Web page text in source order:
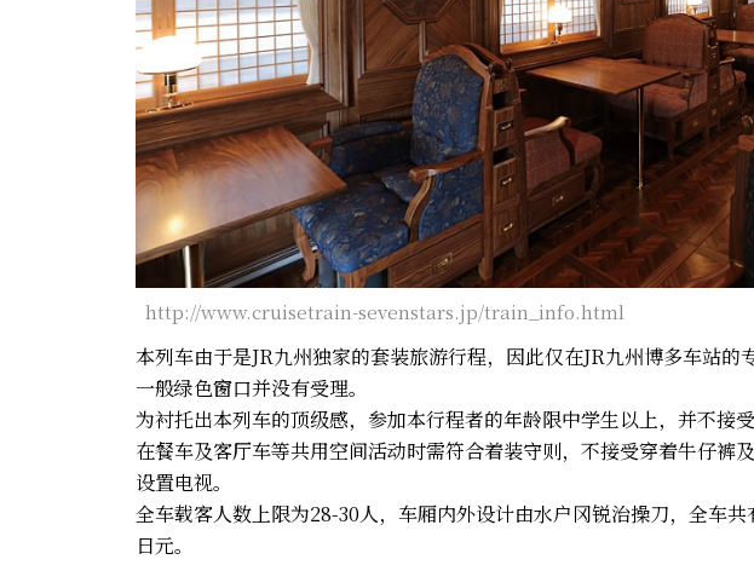
http://www.cruisetrain-sevenstars.jp/train_info.html
本列车由于是JR九州独家的套装旅游行程，因此仅在JR九州博多车站的
一般绿色窗口并没有受理。
为衬托出本列车的顶级感，参加本行程者的年龄限中学生以上，并不接受
在餐车及客厅车等共用空间活动时需符合着装守则，不接受穿着牛仔裤
设置电视。
全车载客人数上限为28-30人，车厢内外设计由水户冈锐治操刀，全车
日元。